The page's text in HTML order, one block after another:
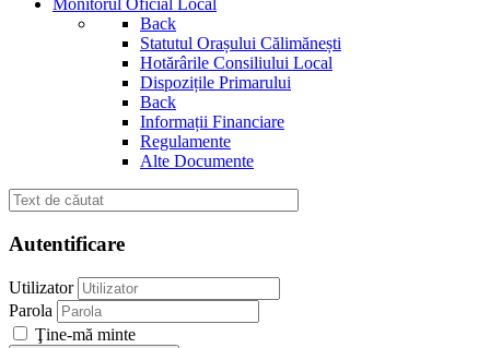
Monitorul Oficial Local
Back
Statutul Orașului Călimănești
Hotărârile Consiliului Local
Dispozițile Primarului
Back
Informații Financiare
Regulamente
Alte Documente
Autentificare
Utilizator
Parola
Ţine-mă minte